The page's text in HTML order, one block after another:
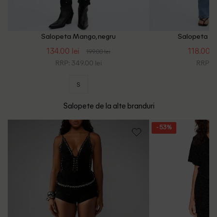
Salopeta Mango, negru
134.00 lei 199.00 lei
RRP: 349.00 lei
S
Salopeta
118.00
RRP:
Salopete de la alte branduri
- 53%